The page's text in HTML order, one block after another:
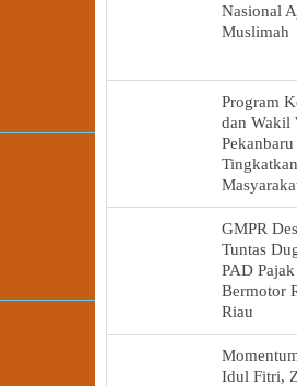
Nasional
Muslimah
Program
dan Wakil
GMPR
Tuntas
PAD
Bermotor
Riau
Idul Fitri,